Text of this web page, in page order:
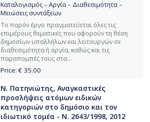
Καταλογισμός – Αργία – Διαθεσιμότητα –
Μειώσεις συντάξεων
Το παρόν έργο πραγματεύεται όλες τις
επιμέρους θεματικές που αφορούν τη θέση
δημοσίων υπαλλήλων και λειτουργών σε
διαθεσιμότητα ή αργία, καθώς και τις
παραπομπές τους στα...
Price: € 35.00
Ν. Πατηνιώτης, Αναγκαστικές
προσλήψεις ατόμων ειδικών
κατηγοριών στο δημόσιο και τον
ιδιωτικό τομέα - Ν. 2643/1998, 2012